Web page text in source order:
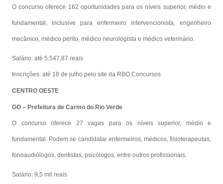
O concurso oferece 162 oportunidades para os níveis superior, médio e
fundamental, inclusive para enfermeiro intervencionista, engenheiro
mecânico, médico perito, médico neurologista e médico veterinário.
Salário: até 5.547,87 reais
Inscrições: até 18 de julho pelo site da RBO Concursos
CENTRO OESTE
GO – Prefeitura de Carmo do Rio Verde
O concurso oferece 27 vagas para os níveis superior, médio e
fundamental. Podem se candidatar enfermeiros, médicos, fisioterapeutas,
fonoaudiólogos, dentistas, psicólogos, entre outros profissionais.
Salário: 9,5 mil reais